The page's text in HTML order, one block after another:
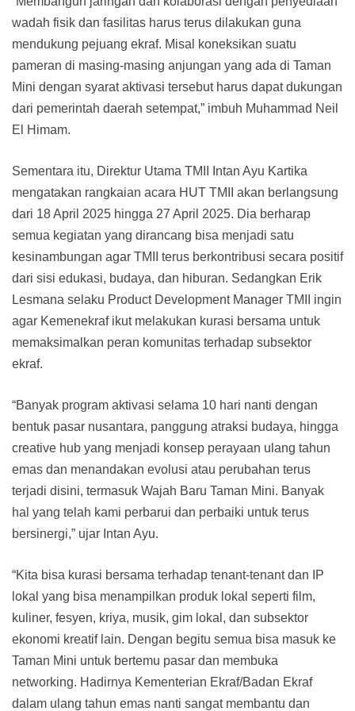
wadah fisik dan fasilitas harus terus dilakukan guna
mendukung pejuang ekraf. Misal koneksikan suatu
pameran di masing-masing anjungan yang ada di Taman
Mini dengan syarat aktivasi tersebut harus dapat dukungan
dari pemerintah daerah setempat,” imbuh Muhammad Neil
El Himam.
Sementara itu, Direktur Utama TMII Intan Ayu Kartika
mengatakan rangkaian acara HUT TMII akan berlangsung
dari 18 April 2025 hingga 27 April 2025. Dia berharap
semua kegiatan yang dirancang bisa menjadi satu
kesinambungan agar TMII terus berkontribusi secara positif
dari sisi edukasi, budaya, dan hiburan. Sedangkan Erik
Lesmana selaku Product Development Manager TMII ingin
agar Kemenekraf ikut melakukan kurasi bersama untuk
memaksimalkan peran komunitas terhadap subsektor
ekraf.
“Banyak program aktivasi selama 10 hari nanti dengan
bentuk pasar nusantara, panggung atraksi budaya, hingga
creative hub yang menjadi konsep perayaan ulang tahun
emas dan menandakan evolusi atau perubahan terus
terjadi disini, termasuk Wajah Baru Taman Mini. Banyak
hal yang telah kami perbarui dan perbaiki untuk terus
bersinergi,” ujar Intan Ayu.
“Kita bisa kurasi bersama terhadap tenant-tenant dan IP
lokal yang bisa menampilkan produk lokal seperti film,
kuliner, fesyen, kriya, musik, gim lokal, dan subsektor
ekonomi kreatif lain. Dengan begitu semua bisa masuk ke
Taman Mini untuk bertemu pasar dan membuka
networking. Hadirnya Kementerian Ekraf/Badan Ekraf
dalam ulang tahun emas nanti sangat membantu dan